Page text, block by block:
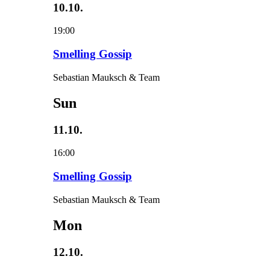
10.10.
19:00
Smelling Gossip
Sebastian Mauksch & Team
Sun
11.10.
16:00
Smelling Gossip
Sebastian Mauksch & Team
Mon
12.10.